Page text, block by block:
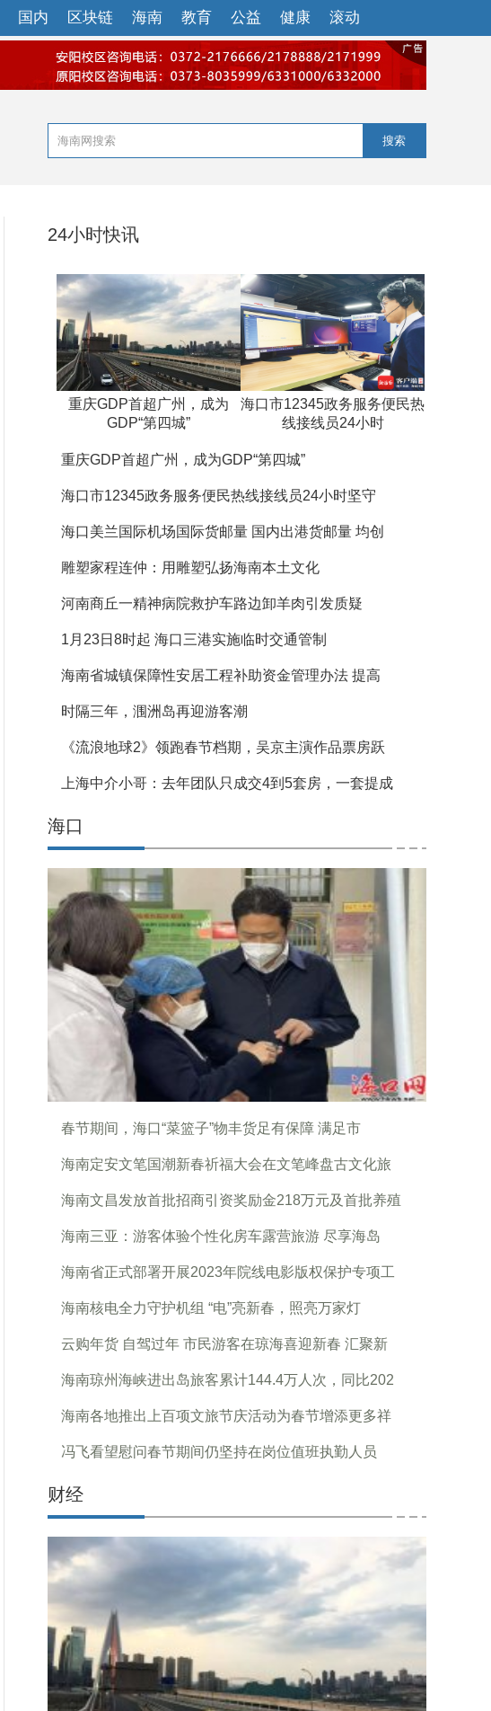
国内 区块链 海南 教育 公益 健康 滚动
搜索
24小时快讯
重庆GDP首超广州，成为
GDP“第四城”
海口市12345政务服务便民热
线接线员24小时
重庆GDP首超广州，成为GDP“第四城”
海口市12345政务服务便民热线接线员24小时坚守
海口美兰国际机场国际货邮量 国内出港货邮量 均创
雕塑家程连仲：用雕塑弘扬海南本土文化
河南商丘一精神病院救护车路边卸羊肉引发质疑
1月23日8时起 海口三港实施临时交通管制
海南省城镇保障性安居工程补助资金管理办法 提高
时隔三年，涠洲岛再迎游客潮
《流浪地球2》领跑春节档期，吴京主演作品票房跃
上海中介小哥：去年团队只成交4到5套房，一套提成
海口
春节期间，海口“菜篮子”物丰货足有保障 满足市
海南定安文笔国潮新春祈福大会在文笔峰盘古文化旅
海南文昌发放首批招商引资奖励金218万元及首批养殖
海南三亚：游客体验个性化房车露营旅游 尽享海岛
海南省正式部署开展2023年院线电影版权保护专项工
海南核电全力守护机组 “电”亮新春，照亮万家灯
云购年货 自驾过年 市民游客在琼海喜迎新春 汇聚新
海南琼州海峡进出岛旅客累计144.4万人次，同比202
海南各地推出上百项文旅节庆活动为春节增添更多祥
冯飞看望慰问春节期间仍坚持在岗位值班执勤人员
财经